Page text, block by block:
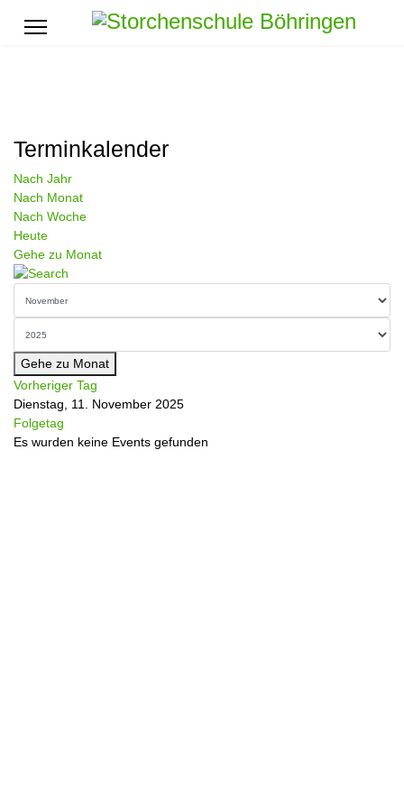
Terminkalender
Nach Jahr
Nach Monat
Nach Woche
Heute
Gehe zu Monat
Gehe zu Monat
Vorheriger Tag
Dienstag, 11. November 2025
Folgetag
Es wurden keine Events gefunden